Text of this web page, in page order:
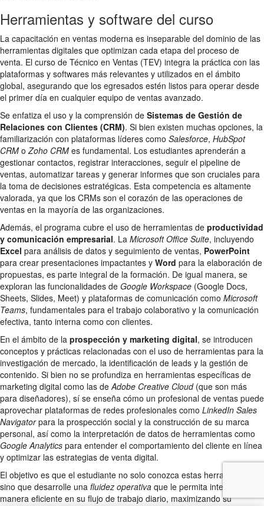
Herramientas y software del curso
La capacitación en ventas moderna es inseparable del dominio de las
herramientas digitales que optimizan cada etapa del proceso de
venta. El curso de Técnico en Ventas (TEV) integra la práctica con las
plataformas y softwares más relevantes y utilizados en el ámbito
global, asegurando que los egresados estén listos para operar desde
el primer día en cualquier equipo de ventas avanzado.
Se enfatiza el uso y la comprensión de Sistemas de Gestión de
Relaciones con Clientes (CRM). Si bien existen muchas opciones, la
familiarización con plataformas líderes como Salesforce, HubSpot
CRM o Zoho CRM es fundamental. Los estudiantes aprenderán a
gestionar contactos, registrar interacciones, seguir el pipeline de
ventas, automatizar tareas y generar informes que son cruciales para
la toma de decisiones estratégicas. Esta competencia es altamente
valorada, ya que los CRMs son el corazón de las operaciones de
ventas en la mayoría de las organizaciones.
Además, el programa cubre el uso de herramientas de productividad
y comunicación empresarial. La Microsoft Office Suite, incluyendo
Excel para análisis de datos y seguimiento de ventas, PowerPoint
para crear presentaciones impactantes y Word para la elaboración de
propuestas, es parte integral de la formación. De igual manera, se
exploran las funcionalidades de Google Workspace (Google Docs,
Sheets, Slides, Meet) y plataformas de comunicación como Microsoft
Teams, fundamentales para el trabajo colaborativo y la comunicación
efectiva, tanto interna como con clientes.
En el ámbito de la prospección y marketing digital, se introducen
conceptos y prácticas relacionadas con el uso de herramientas para la
investigación de mercado, la identificación de leads y la gestión de
contenido. Si bien no se profundiza en herramientas específicas de
marketing digital como las de Adobe Creative Cloud(que son más
para diseñadores), sí se enseña cómo un profesional de ventas puede
aprovechar plataformas de redes profesionales como LinkedIn Sales
Navigatorpara la prospección social y la construcción de su marca
personal, así como la interpretación de datos de herramientas como
Google Analytics para entender el comportamiento del cliente en línea
y optimizar las estrategias de venta digital.
El objetivo es que el estudiante no solo conozca estas herramientas,
sino que desarrolle una fluidez operativa que le permita integrarlas de
manera eficiente en su flujo de trabajo diario, maximizando su